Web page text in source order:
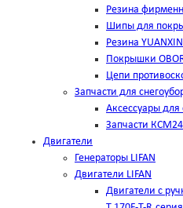
Резина
Шипы для
Резина
Покрышки
Цепи
Запчасти для
Аксессуары
Запчасти КСМ24
Двигатели
Генераторы LIFAN
Двигатели LIFAN
Двигатели с